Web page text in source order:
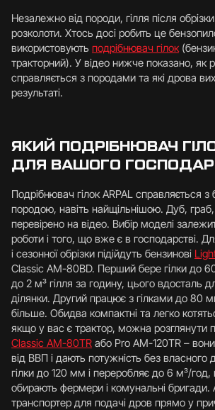
Незалежно від породи, гілля після
розколоти. Хтось досі робить це
використовують подрібнювач гілок
тракторний). У відео нижче показано, як
справляється з породами та які дрова
результаті.
ЯКИЙ ПОДРІБНЮВАЧ
ДЛЯ ВАШОГО
Подрібнювач гілок ARPAL справляється
породою, навіть найщільнішою. Дуб, граб,
перевірено на відео. Вибір моделі
роботи і того, що вже є в господарстві.
і сезонної обрізки підійдуть бензинові
Classic AM-80BD. Перший бере гілки до
до 2 м³ гілля за годину, цього вдосталь
ділянки. Другий працює з гілками до 80
більше. Обидва компактні та легко
якщо у вас є трактор, можна розглянути
Classic AM-80TR або Pro AM-120TR –
від ВВП і дають потужність без власного
гілки до 120 мм і переробляє до 6 м³/год,
обирають фермери і комунальні бригади.
транспортер для подачі дров прямо у